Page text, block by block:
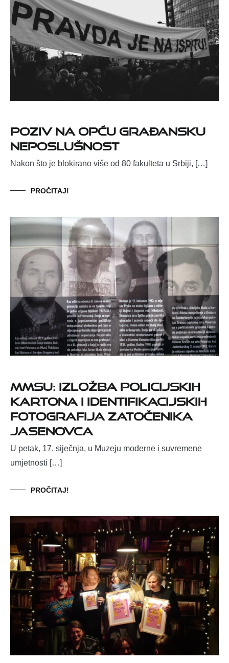
Poziv na opću građansku
neposlušnost
Nakon što je blokirano više od 80 fakulteta u Srbiji, […]
PROČITAJ!
MMSU: Izložba policijskih
kartona i identifikacijskih
fotografija zatočenika
Jasenovca
U petak, 17. siječnja, u Muzeju moderne i suvremene
umjetnosti […]
PROČITAJ!